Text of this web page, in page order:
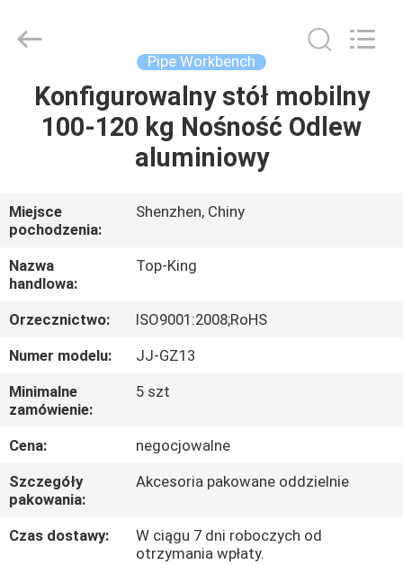
DOMU
O
NAS
WYCIECZKA
PO
FABRYCE
KONTROLA
JAKOŚCI
SKONTAKTUJ
Reserved.
Pipe Workbench
Konfigurowalny stół mobilny
100-120 kg Nośność Odlew
aluminiowy
Miejsce
pochodzenia:
Shenzhen, Chiny
Nazwa
handlowa:
Top-King
Orzecznictwo:
ISO9001:2008;RoHS
Numer modelu:
JJ-GZ13
Minimalne
zamówienie:
5 szt
Cena:
negocjowalne
Szczegóły
pakowania:
Akcesoria pakowane oddzielnie
Czas dostawy:
W ciągu 7 dni roboczych od
otrzymania wpłaty.